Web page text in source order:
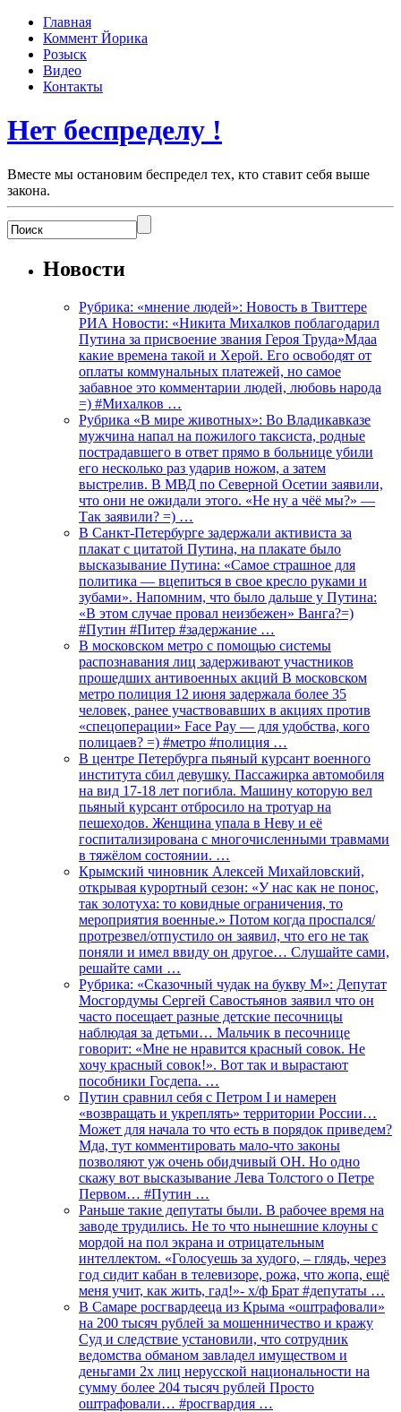
Главная
Коммент Йорика
Розыск
Видео
Контакты
Нет беспределу !
Вместе мы остановим беспредел тех, кто ставит себя выше
закона.
Новости
Рубрика: «мнение людей»: Новость в Твиттере
РИА Новости: «Никита Михалков поблагодарил
Путина за присвоение звания Героя Труда»Мдаа
какие времена такой и Херой. Его освободят от
оплаты коммунальных платежей, но самое
забавное это комментарии людей, любовь народа
=) #Михалков …
Рубрика «В мире животных»: Во Владикавказе
мужчина напал на пожилого таксиста, родные
пострадавшего в ответ прямо в больнице убили
его несколько раз ударив ножом, а затем
выстрелив. В МВД по Северной Осетии заявили,
что они не ожидали этого. «Не ну а чёё мы?» —
Так заявили? =) …
В Санкт-Петербурге задержали активиста за
плакат с цитатой Путина, на плакате было
высказывание Путина: «Самое страшное для
политика — вцепиться в свое кресло руками и
зубами». Напомним, что было дальше у Путина:
«В этом случае провал неизбежен» Ванга?=)
#Путин #Питер #задержание …
В московском метро с помощью системы
распознавания лиц задерживают участников
прошедших антивоенных акций В московском
метро полиция 12 июня задержала более 35
человек, ранее участвовавших в акциях против
«спецоперации» Face Pay — для удобства, кого
полицаев? =) #метро #полиция …
В центре Петербурга пьяный курсант военного
института сбил девушку. Пассажирка автомобиля
на вид 17-18 лет погибла. Машину которую вел
пьяный курсант отбросило на тротуар на
пешеходов. Женщина упала в Неву и её
госпитализирована с многочисленными травмами
в тяжёлом состоянии. …
Крымский чиновник Алексей Михайловский,
открывая курортный сезон: «У нас как не понос,
так золотуха: то ковидные ограничения, то
мероприятия военные.» Потом когда проспался/
протрезвел/отпустило он заявил, что его не так
поняли и имел ввиду он другое… Слушайте сами,
решайте сами …
Рубрика: «Сказочный чудак на букву М»: Депутат
Мосгордумы Сергей Савостьянов заявил что он
часто посещает разные детские песочницы
наблюдая за детьми… Мальчик в песочнице
говорит: «Мне не нравится красный совок. Не
хочу красный совок!». Вот так и вырастают
пособники Госдепа. …
Путин сравнил себя с Петром I и намерен
«возвращать и укреплять» территории России…
Может для начала то что есть в порядок приведем?
Мда, тут комментировать мало-что законы
позволяют уж очень обидчивый ОН. Но одно
скажу вот высказывание Лева Толстого о Петре
Первом… #Путин …
Раньше такие депутаты были. В рабочее время на
заводе трудились. Не то что нынешние клоуны с
мордой на пол экрана и отрицательным
интеллектом. «Голосуешь за худого, – глядь, через
год сидит кабан в телевизоре, рожа, что жопа, ещё
меня учит, как жить, гад!»- х/ф Брат #депутаты …
В Самаре росгвардееца из Крыма «оштрафовали»
на 200 тысяч рублей за мошенничество и кражу
Суд и следствие установили, что сотрудник
ведомства обманом завладел имуществом и
деньгами 2х лиц нерусской национальности на
сумму более 204 тысяч рублей Просто
оштрафовали… #росгвардия …